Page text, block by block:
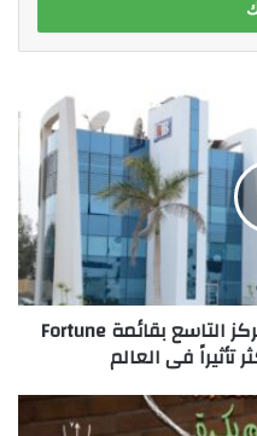
البنك التجارى الدولى يحتل المركز التاسع بقائمة Fortune
تأثيراً فى العالم